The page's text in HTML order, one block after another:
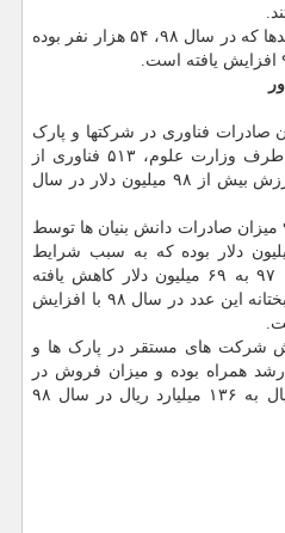
همچنین میزان اشتغال زایی واحدها که در سال ۹۸، ۵۴ هزار نفر بوده
صادرات فناوری در شرکتها و پارک
ها، برمبنای آمار اعلام شده از طرف وزارت علوم، ۵۱۳ فناوری از
پارک ها به کشورهای دیگر به ارزش بیش از ۹۸ میلیون دلار در سال
با توجه به جدول زیر در سال ۹۶ میزان صادرات دانش بنیان ها توسط
ها و مراکز رشد ۲۶۲ میلیون دلار بوده که به سبب شرایط
تحریم، میزان صادرات در سال ۹۷ به ۶۹ میلیون دلار کاهش یافته
است. این در حالیست که خوشبختانه این عدد در سال ۹۸ با افزایش
شرکت های مستقر در پارک ها و
همراه بوده و میزان فروش در
سال ۹۷ از حدود ۹۷ میلیارد ریال به ۱۳۶ میلیارد ریال در سال ۹۸